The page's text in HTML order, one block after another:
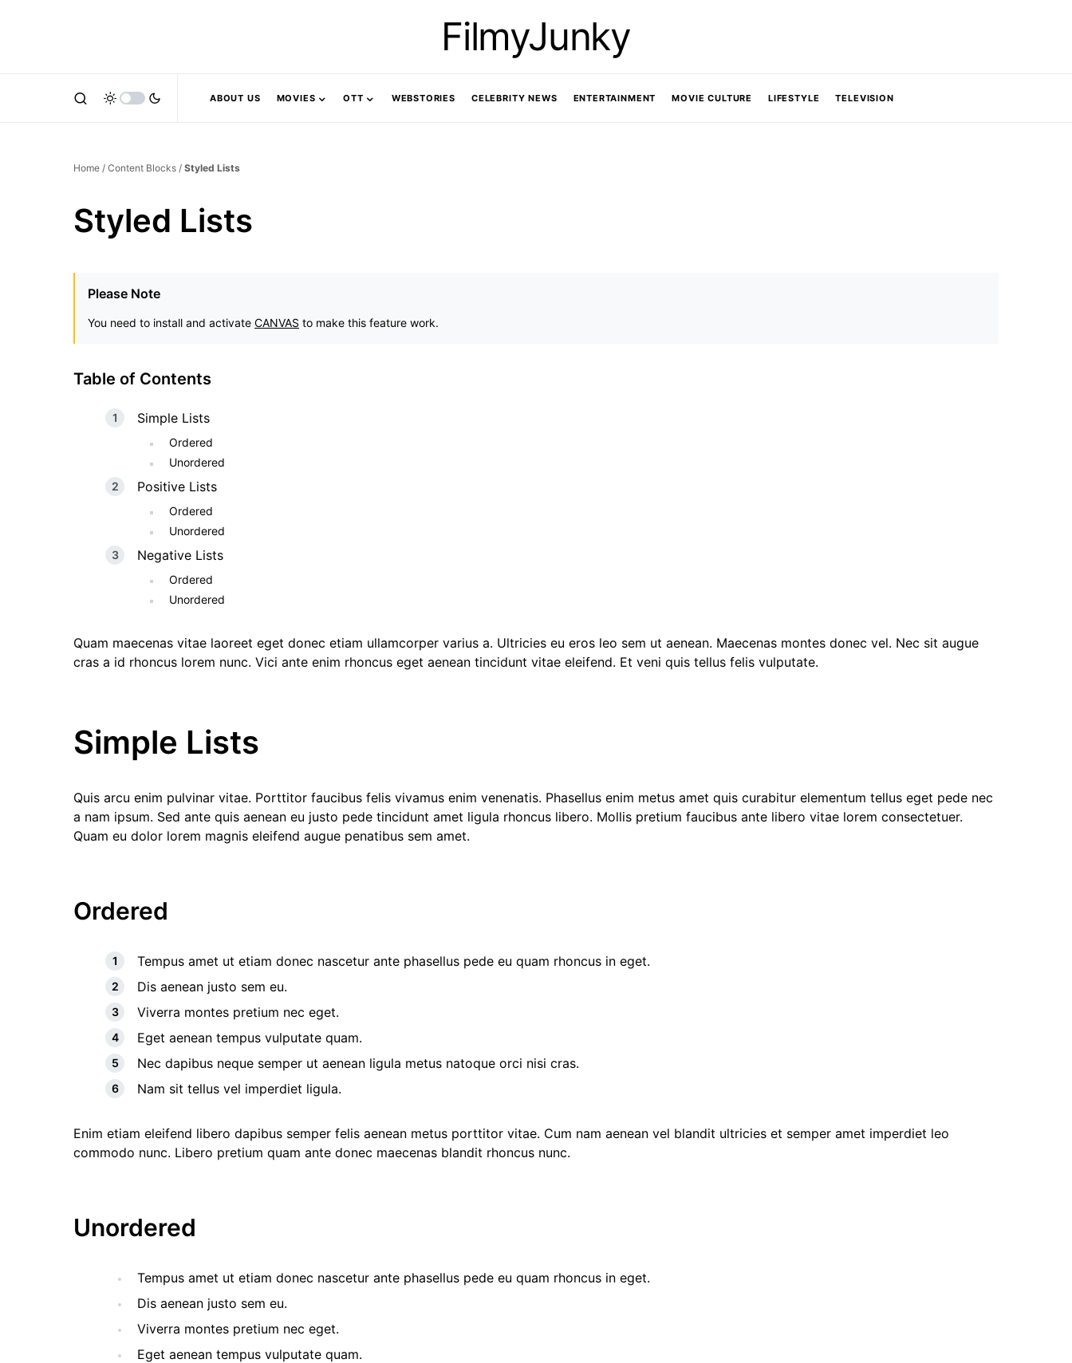
FilmyJunky
ABOUT US MOVIES OTT WEBSTORIES CELEBRITY NEWS ENTERTAINMENT MOVIE CULTURE LIFESTYLE TELEVISION
Home / Content Blocks / Styled Lists
Styled Lists
Please Note
You need to install and activate CANVAS to make this feature work.
Table of Contents
Simple Lists
Ordered
Unordered
Positive Lists
Ordered
Unordered
Negative Lists
Ordered
Unordered
Quam maecenas vitae laoreet eget donec etiam ullamcorper varius a. Ultricies eu eros leo sem ut aenean. Maecenas montes donec vel. Nec sit augue
cras a id rhoncus lorem nunc. Vici ante enim rhoncus eget aenean tincidunt vitae eleifend. Et veni quis tellus felis vulputate.
Simple Lists
Quis arcu enim pulvinar vitae. Porttitor faucibus felis vivamus enim venenatis. Phasellus enim metus amet quis curabitur elementum tellus eget pede nec
a nam ipsum. Sed ante quis aenean eu justo pede tincidunt amet ligula rhoncus libero. Mollis pretium faucibus ante libero vitae lorem consectetuer.
Quam eu dolor lorem magnis eleifend augue penatibus sem amet.
Ordered
Tempus amet ut etiam donec nascetur ante phasellus pede eu quam rhoncus in eget.
Dis aenean justo sem eu.
Viverra montes pretium nec eget.
Eget aenean tempus vulputate quam.
Nec dapibus neque semper ut aenean ligula metus natoque orci nisi cras.
Nam sit tellus vel imperdiet ligula.
Enim etiam eleifend libero dapibus semper felis aenean metus porttitor vitae. Cum nam aenean vel blandit ultricies et semper amet imperdiet leo
commodo nunc. Libero pretium quam ante donec maecenas blandit rhoncus nunc.
Unordered
Tempus amet ut etiam donec nascetur ante phasellus pede eu quam rhoncus in eget.
Dis aenean justo sem eu.
Viverra montes pretium nec eget.
Eget aenean tempus vulputate quam.